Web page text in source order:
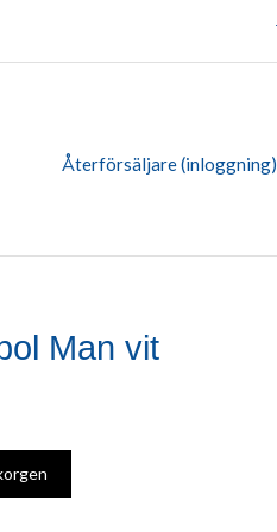
Återförsäljare (inloggning)
Man vit